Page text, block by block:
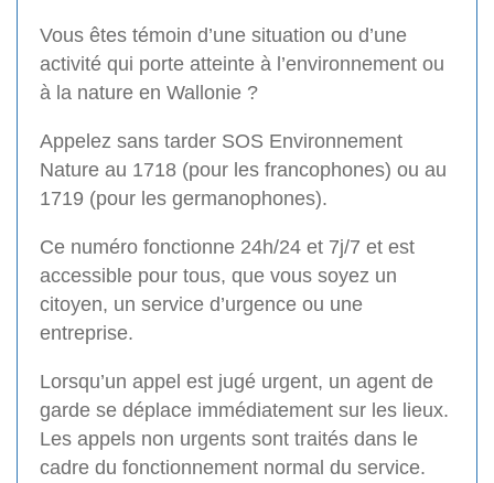
Vous êtes témoin d’une situation ou d’une
activité qui porte atteinte à l’environnement ou
à la nature en Wallonie ?
Appelez sans tarder SOS Environnement
Nature au 1718 (pour les francophones) ou au
1719 (pour les germanophones).
Ce numéro fonctionne 24h/24 et 7j/7 et est
accessible pour tous, que vous soyez un
citoyen, un service d’urgence ou une
entreprise.
Lorsqu’un appel est jugé urgent, un agent de
garde se déplace immédiatement sur les lieux.
Les appels non urgents sont traités dans le
cadre du fonctionnement normal du service.